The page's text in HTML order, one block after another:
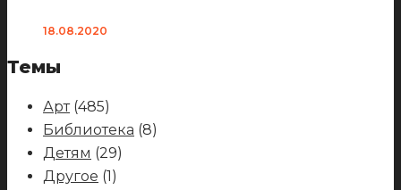
18.08.2020
Темы
Арт(485)
Библиотека (8)
Детям (29)
Другое (1)